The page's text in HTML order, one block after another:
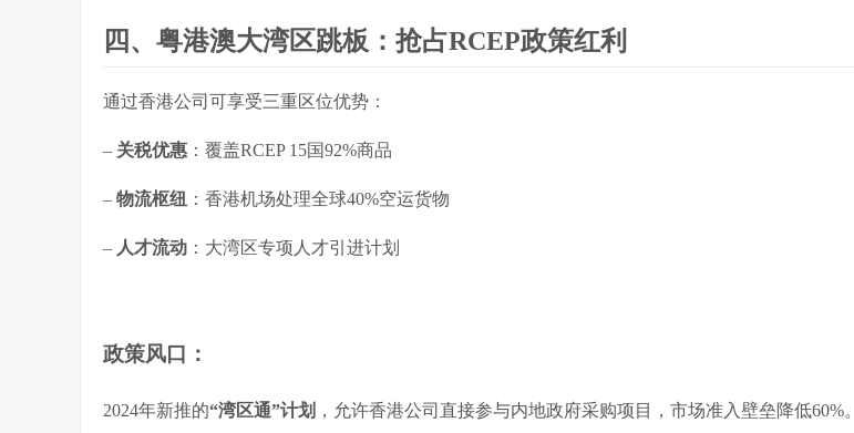
四、粤港澳大湾区跳板：抢占RCEP政策红利
通过香港公司可享受三重区位优势：
– 关税优惠 ：覆盖RCEP 15国92%商品
– 物流枢纽 ：香港机场处理全球40%空运货物
– 人才流动 ：大湾区专项人才引进计划
政策风口 ：
2024年新推的“湾区通”计划 ，允许香港公司直接参与内地政府采购项目，市场准入壁垒降低60%。